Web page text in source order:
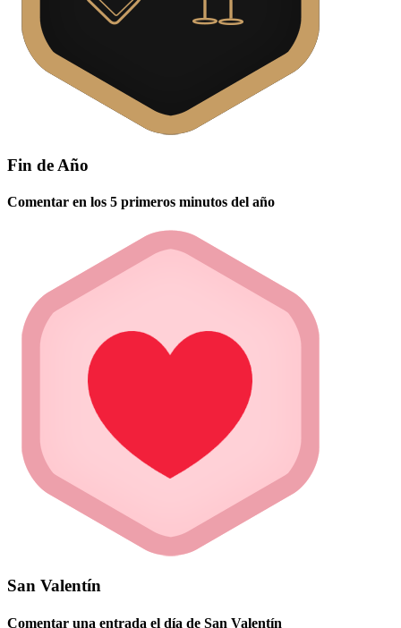
Fin de Año
Comentar en los 5 primeros minutos del año
San Valentín
Comentar una entrada el día de San Valentín